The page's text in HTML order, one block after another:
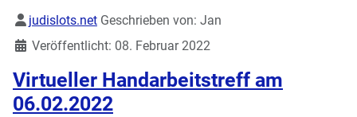
Details
judislots.net Geschrieben von: Jan
Veröffentlicht: 08. Februar 2022
Virtueller Handarbeitstreff am
06.02.2022